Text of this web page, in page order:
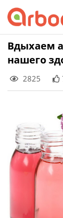
Skip
to
Вдыхаем
нашего
2825
Найти: